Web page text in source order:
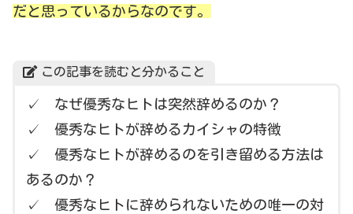
だと思っているからなのです。
この記事を読むと分かること
✓ なぜ優秀なヒトは突然辞めるのか？
✓ 優秀なヒトが辞めるカイシャの特徴
✓ 優秀なヒトが辞めるのを引き留める方法は
あるのか？
✓ 優秀なヒトに辞められないための唯一の対